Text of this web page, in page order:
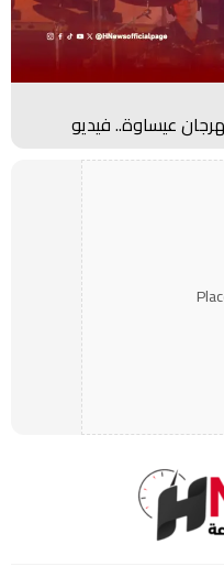
عيساوة.. فيديو